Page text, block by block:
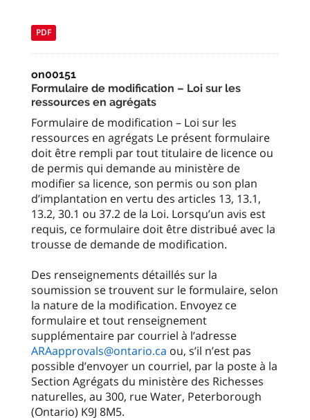
PDF
on00151
Formulaire de modification – Loi sur les
ressources en agrégats
Formulaire de modification – Loi sur les
ressources en agrégats Le présent formulaire
doit être rempli par tout titulaire de licence ou
de permis qui demande au ministère de
modifier sa licence, son permis ou son plan
d’implantation en vertu des articles 13, 13.1,
13.2, 30.1 ou 37.2 de la Loi. Lorsqu’un avis est
requis, ce formulaire doit être distribué avec la
trousse de demande de modification.
Des renseignements détaillés sur la
soumission se trouvent sur le formulaire, selon
la nature de la modification. Envoyez ce
formulaire et tout renseignement
supplémentaire par courriel à l’adresse
ARAapprovals@ontario.ca ou, s’il n’est pas
possible d’envoyer un courriel, par la poste à la
Section Agrégats du ministère des Richesses
naturelles, au 300, rue Water, Peterborough
(Ontario) K9J 8M5.